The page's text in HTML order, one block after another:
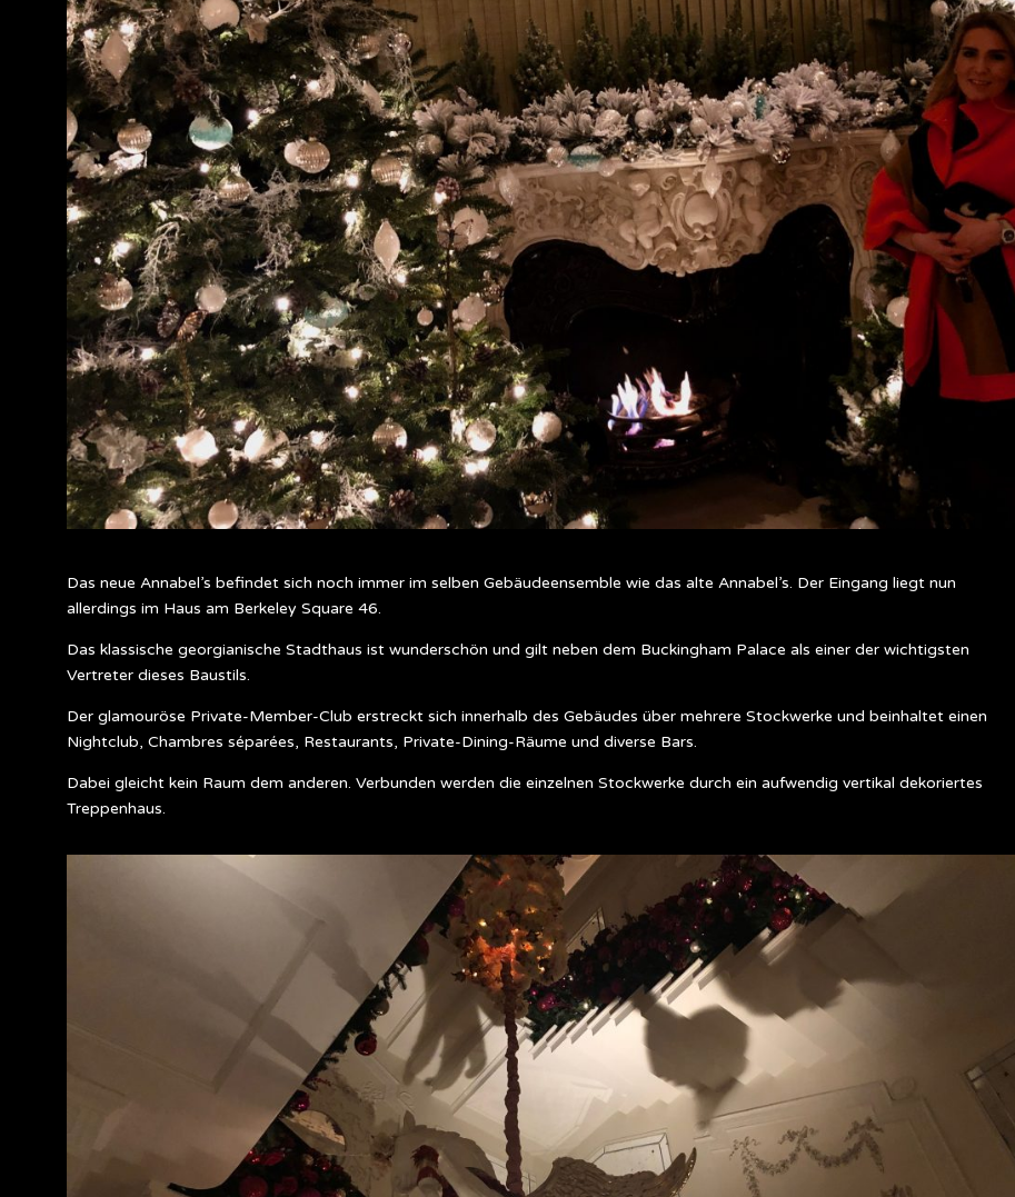
Das neue Annabel’s befindet sich noch immer im selben Gebäudeensemble wie das alte Annabel’s. Der Eingang liegt nun
allerdings im Haus am Berkeley Square 46.
Das klassische georgianische Stadthaus ist wunderschön und gilt neben dem Buckingham Palace als einer der wichtigsten
Vertreter dieses Baustils.
Der glamouröse Private-Member-Club erstreckt sich innerhalb des Gebäudes über mehrere Stockwerke und beinhaltet einen
Nightclub, Chambres séparées, Restaurants, Private-Dining-Räume und diverse Bars.
Dabei gleicht kein Raum dem anderen. Verbunden werden die einzelnen Stockwerke durch ein aufwendig vertikal dekoriertes
Treppenhaus.